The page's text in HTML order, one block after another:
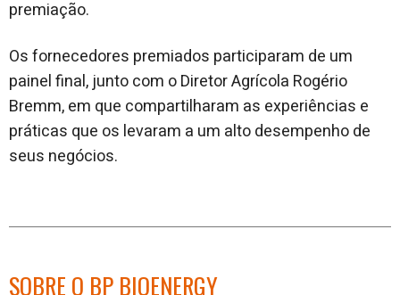
premiação.
Os fornecedores premiados participaram de um
painel final, junto com o Diretor Agrícola Rogério
Bremm, em que compartilharam as experiências e
práticas que os levaram a um alto desempenho de
seus negócios.
SOBRE O BP BIOENERGY